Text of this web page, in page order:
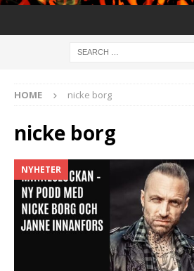
HOME nicke borg
nicke borg
NYHETER